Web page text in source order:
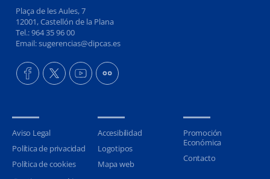
Plaça de les Aules, 7
12001, Castellón de la Plana
Tel.: 964 35 96 00
Email: sugerencias@dipcas.es
Aviso Legal
Política de privacidad
Política de cookies
Accesibilidad
Logotipos
Mapa web
Promoción
Económica
Contacto